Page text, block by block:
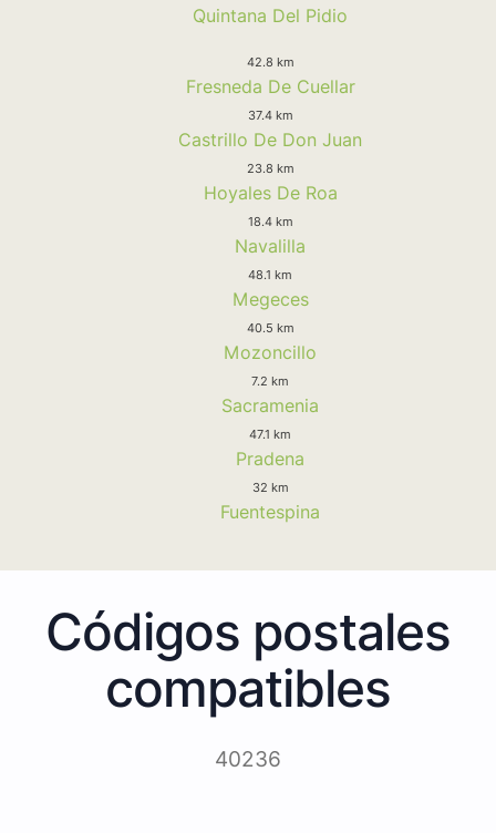
Quintana Del Pidio
42.8 km
Fresneda De Cuellar
37.4 km
Castrillo De Don Juan
23.8 km
Hoyales De Roa
18.4 km
Navalilla
48.1 km
Megeces
40.5 km
Mozoncillo
7.2 km
Sacramenia
47.1 km
Pradena
32 km
Fuentespina
Códigos postales
compatibles
40236